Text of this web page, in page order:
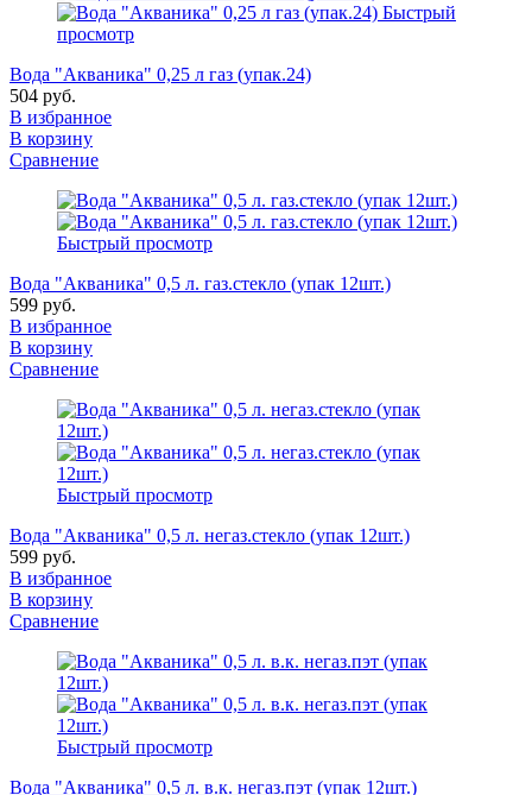
Быстрый
просмотр
Вода "Акваника" 0,25 л газ (упак.24)
504 руб.
В избранное
В корзину
Сравнение
Быстрый просмотр
Вода "Акваника" 0,5 л. газ.стекло (упак 12шт.)
599 руб.
В избранное
В корзину
Сравнение
Быстрый просмотр
Вода "Акваника" 0,5 л. негаз.стекло (упак 12шт.)
599 руб.
В избранное
В корзину
Сравнение
Быстрый просмотр
Вода "Акваника" 0,5 л. в.к. негаз.пэт (упак 12шт.)